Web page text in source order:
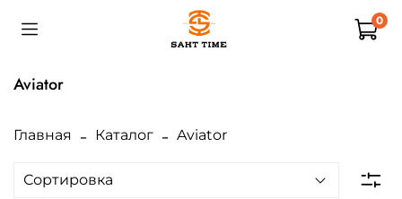
0
Aviator
Главная Каталог Aviator